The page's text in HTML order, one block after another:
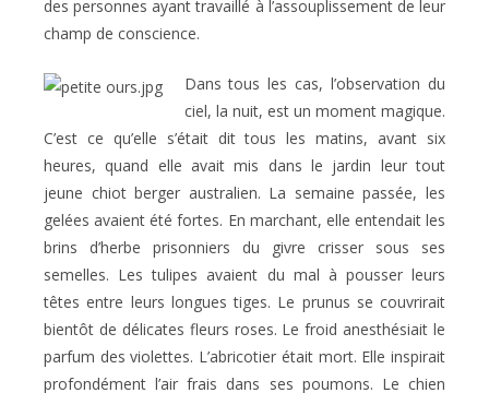
des personnes ayant travaillé à l’assouplissement de leur
champ de conscience.
Dans tous les cas, l’observation du
ciel, la nuit, est un moment magique.
C’est ce qu’elle s’était dit tous les matins, avant six
heures, quand elle avait mis dans le jardin leur tout
jeune chiot berger australien. La semaine passée, les
gelées avaient été fortes. En marchant, elle entendait les
brins d’herbe prisonniers du givre crisser sous ses
semelles. Les tulipes avaient du mal à pousser leurs
têtes entre leurs longues tiges. Le prunus se couvrirait
bientôt de délicates fleurs roses. Le froid anesthésiait le
parfum des violettes. L’abricotier était mort. Elle inspirait
profondément l’air frais dans ses poumons. Le chien